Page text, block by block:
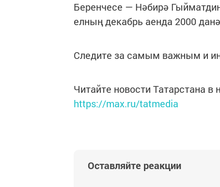
Беренчесе — Нәбирә
елның декабрь аенда 2000
Следите за самым важным и
Читайте новости Татарстана
https://max.ru/tatmedia
Оставляйте реакции